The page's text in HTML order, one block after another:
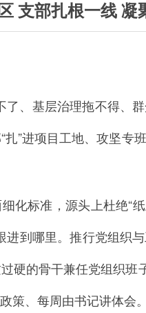
支部扎根一线 凝
、基层治理拖不得、
”进项目工地、攻坚专
化标准，源头上杜绝“
到哪里。推行党组织
硬的骨干兼任党组织班
策、每周由书记讲体会。